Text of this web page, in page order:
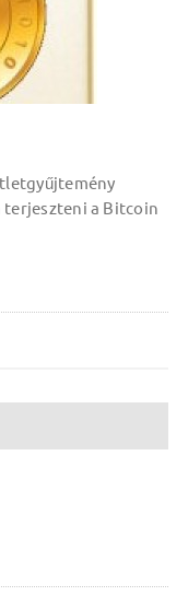
terjeszteni a Bitcoin